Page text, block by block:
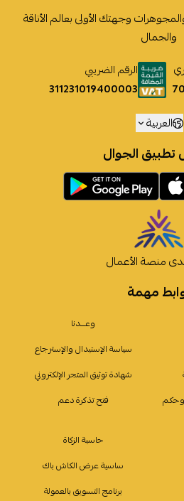
مهمة
وعـــدنا
سياسة الإستبدال والإسترجاع
شهادة توثيق المتجر الإلكتروني
وحكم
فتح تذكرة دعم
حاسبة الزكاة
ساسية عرض الكاش باك
برنامج التسويق بالعمولة
وجهتك الأولى بعالم الأناقة
والجمال
الرقم الضريبي
311231019400003
العربية
تطبيق الجوال
منصة الأعمال